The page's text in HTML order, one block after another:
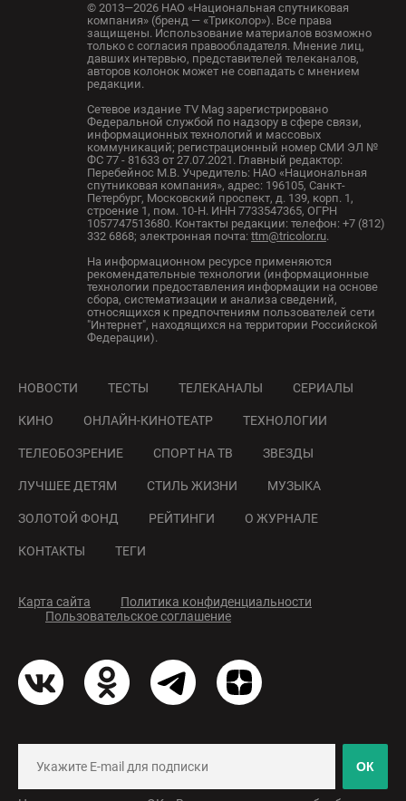
© 2013—2026 НАО «Национальная спутниковая
компания» (бренд — «Триколор»). Все права
защищены. Использование материалов возможно
только с согласия правообладателя. Мнение лиц,
давших интервью, представителей телеканалов,
авторов колонок может не совпадать с мнением
редакции.
Сетевое издание TV Mag зарегистрировано
Федеральной службой по надзору в сфере связи,
информационных технологий и массовых
коммуникаций; регистрационный номер СМИ ЭЛ №
ФС 77 - 81633 от 27.07.2021. Главный редактор:
Перебейнос М.В. Учредитель: НАО «Национальная
спутниковая компания», адрес: 196105, Санкт-
Петербург, Московский проспект, д. 139, корп. 1,
строение 1, пом. 10-Н. ИНН 7733547365, ОГРН
1057747513680. Контакты редакции: телефон: +7 (812)
332 6868; электронная почта: ttm@tricolor.ru.
На информационном ресурсе применяются
рекомендательные технологии (информационные
технологии предоставления информации на основе
сбора, систематизации и анализа сведений,
относящихся к предпочтениям пользователей сети
"Интернет", находящихся на территории Российской
Федерации).
НОВОСТИ ТЕСТЫ ТЕЛЕКАНАЛЫ СЕРИАЛЫ
КИНО ОНЛАЙН-КИНОТЕАТР ТЕХНОЛОГИИ
ТЕЛЕОБОЗРЕНИЕ СПОРТ НА ТВ ЗВЕЗДЫ
ЛУЧШЕЕ ДЕТЯМ СТИЛЬ ЖИЗНИ МУЗЫКА
ЗОЛОТОЙ ФОНД РЕЙТИНГИ О ЖУРНАЛЕ
КОНТАКТЫ ТЕГИ
Карта сайта
Политика конфиденциальности
Пользовательское соглашение
ОК